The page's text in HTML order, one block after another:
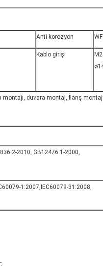
Anti korozyon
Kablo girişi
montajı, duvara montaj, flanş montajı
2010, GB12476.1-2000,
1:2007,IEC60079-31:2008,